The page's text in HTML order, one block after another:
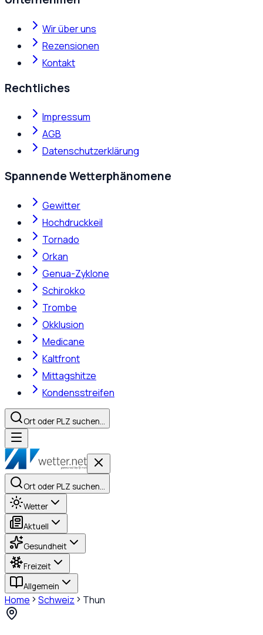
Wir über uns
Rezensionen
Kontakt
Rechtliches
Impressum
AGB
Datenschutzerklärung
Spannende Wetterphänomene
Gewitter
Hochdruckkeil
Tornado
Orkan
Genua-Zyklone
Schirokko
Trombe
Okklusion
Medicane
Kaltfront
Mittagshitze
Kondensstreifen
Ort oder PLZ suchen…
Ort oder PLZ suchen…
Wetter
Aktuell
Gesundheit
Freizeit
Allgemein
Home Schweiz Thun